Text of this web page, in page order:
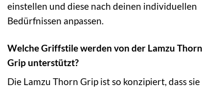
einstellen und diese nach deinen individuellen
Bedürfnissen anpassen.
Welche Griffstile werden von der Lamzu Thorn
Grip unterstützt?
Die Lamzu Thorn Grip ist so konzipiert, dass sie